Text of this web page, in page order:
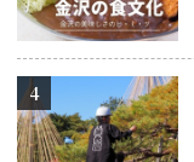
詳細はこちら